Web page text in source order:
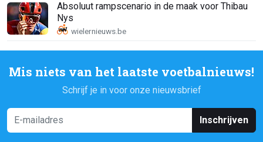
Absoluut rampscenario in de maak voor Thibau
Nys
Mis niets van het laatste voetbalnieuws!
Schrijf je in voor onze nieuwsbrief
Inschrijven